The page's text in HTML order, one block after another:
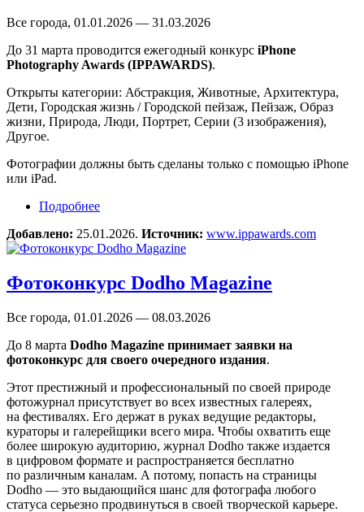
Все города, 01.01.2026 — 31.03.2026
До 31 марта проводится ежегодный конкурс iPhone
Photography Awards (IPPAWARDS).
Открыты категории: Абстракция, Животные, Архитектура,
Дети, Городская жизнь / Городской пейзаж, Пейзаж, Образ
жизни, Природа, Люди, Портрет, Серии (3 изображения),
Другое.
Фотографии должны быть сделаны только с помощью iPhone
или iPad.
Подробнее
Добавлено: 25.01.2026. Источник: www.ippawards.com
Фотоконкурс Dodho Magazine
Все города, 01.01.2026 — 08.03.2026
До 8 марта Dodho Magazine принимает заявки на
фотоконкурс для своего очередного издания.
Этот престижный и профессиональный по своей природе
фотожурнал присутствует во всех известных галереях,
на фестивалях. Его держат в руках ведущие редакторы,
кураторы и галерейщики всего мира. Чтобы охватить еще
более широкую аудиторию, журнал Dodho также издается
в цифровом формате и распространяется бесплатно
по различным каналам. А потому, попасть на страницы
Dodho — это выдающийся шанс для фотографа любого
статуса серьезно продвинуться в своей творческой карьере.